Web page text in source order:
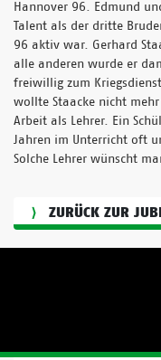
Hannover 96. Edmund
Talent als der dritte
96 aktiv war. Gerhard
alle anderen wurde er
freiwillig zum
wollte Staacke nicht
Arbeit als Lehrer. Ein
Jahren im Unterricht oft
Solche Lehrer wünscht
ZURÜCK ZUR